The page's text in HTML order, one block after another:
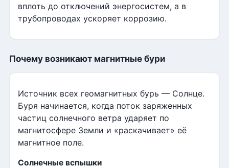
вплоть до отключений энергосистем, а в
трубопроводах ускоряет коррозию.
Почему возникают магнитные бури
Источник всех геомагнитных бурь — Солнце.
Буря начинается, когда поток заряженных
частиц солнечного ветра ударяет по
магнитосфере Земли и «раскачивает» её
магнитное поле.
Солнечные вспышки